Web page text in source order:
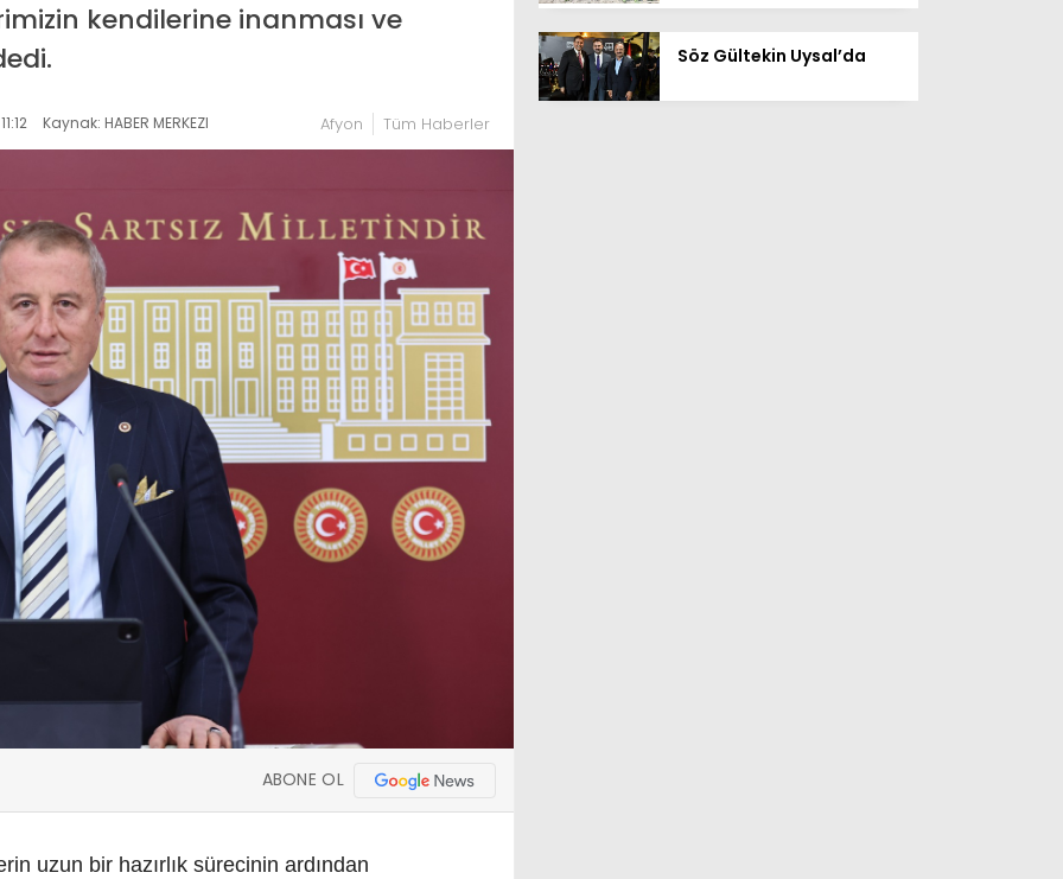
kendilerine inanması ve
Kaynak: HABER MERKEZI Afyon Tüm Haberler
ABONE OL
uzun bir hazırlık sürecinin ardından
Söz Gültekin Uysal’da